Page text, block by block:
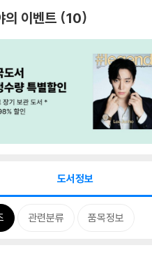
의 이벤트 10
도서정보
관련분류 품목정보